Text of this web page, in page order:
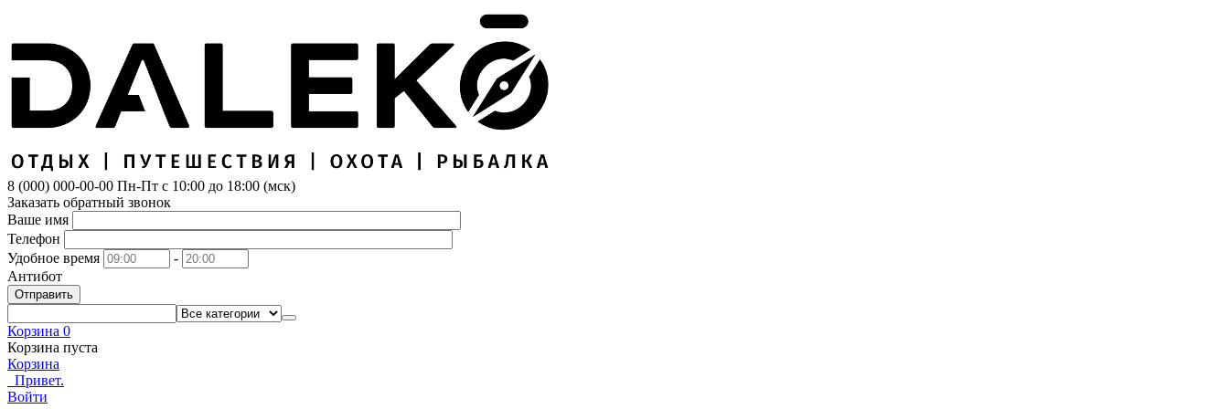
8 (000) 000-00-00 Пн-Пт с 10:00 до 18:00 (мск)
Заказать обратный звонок
Ваше имя
Телефон
Удобное время
-
Антибот
Отправить
Корзина 0
Корзина пуста
Корзина
Привет.
Войти